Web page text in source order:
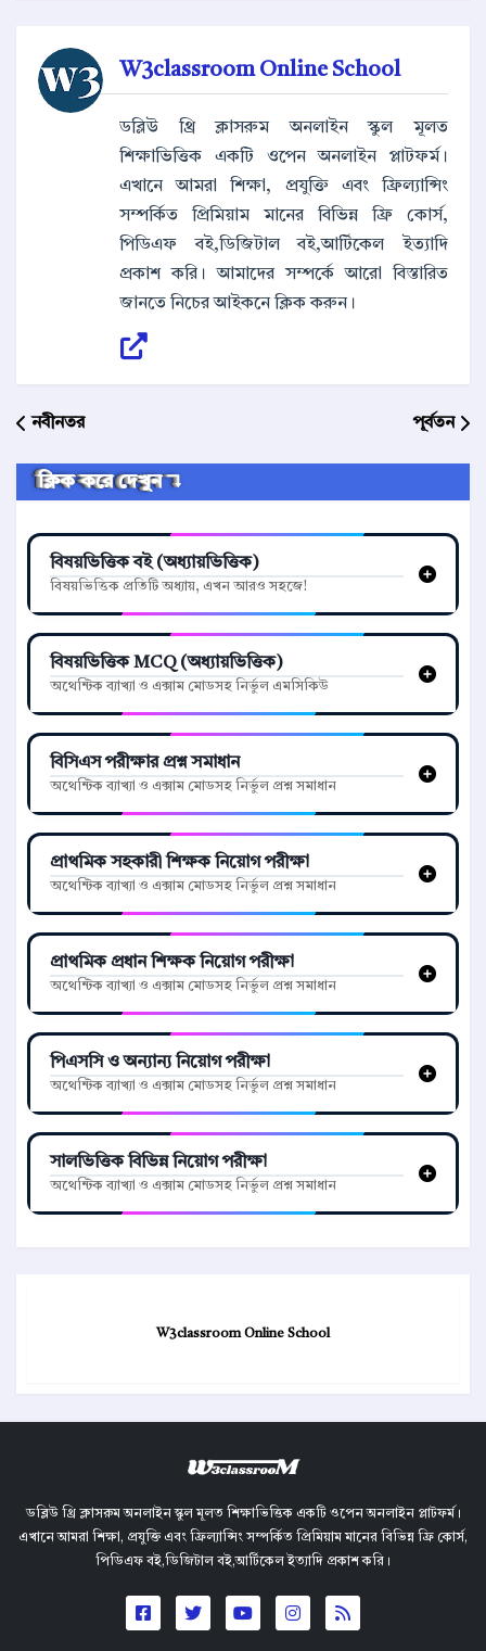
W3classroom Online School
ডব্লিউ থ্রি ক্লাসরুম অনলাইন স্কুল মূলত
শিক্ষাভিত্তিক একটি ওপেন অনলাইন প্লাটফর্ম।
এখানে আমরা শিক্ষা, প্রযুক্তি এবং ফ্রিল্যান্সিং
সম্পর্কিত প্রিমিয়াম মানের বিভিন্ন ফ্রি কোর্স,
পিডিএফ বই,ডিজিটাল বই,আর্টিকেল ইত্যাদি
প্রকাশ করি। আমাদের সম্পর্কে আরো বিস্তারিত
জানতে নিচের আইকনে ক্লিক করুন।
নবীনতর পূর্বতন
ক্লিক করে দেখুন ↴
বিষয়ভিত্তিক বই (অধ্যায়ভিত্তিক)
বিষয়ভিত্তিক প্রতিটি অধ্যায়, এখন আরও সহজে!
বিষয়ভিত্তিক MCQ (অধ্যায়ভিত্তিক)
অথেন্টিক ব্যাখ্যা ও এক্সাম মোডসহ নির্ভুল এমসিকিউ
বিসিএস পরীক্ষার প্রশ্ন সমাধান
অথেন্টিক ব্যাখ্যা ও এক্সাম মোডসহ নির্ভুল প্রশ্ন সমাধান
প্রাথমিক সহকারী শিক্ষক নিয়োগ পরীক্ষা
অথেন্টিক ব্যাখ্যা ও এক্সাম মোডসহ নির্ভুল প্রশ্ন সমাধান
প্রাথমিক প্রধান শিক্ষক নিয়োগ পরীক্ষা
অথেন্টিক ব্যাখ্যা ও এক্সাম মোডসহ নির্ভুল প্রশ্ন সমাধান
পিএসসি ও অন্যান্য নিয়োগ পরীক্ষা
অথেন্টিক ব্যাখ্যা ও এক্সাম মোডসহ নির্ভুল প্রশ্ন সমাধান
সালভিত্তিক বিভিন্ন নিয়োগ পরীক্ষা
অথেন্টিক ব্যাখ্যা ও এক্সাম মোডসহ নির্ভুল প্রশ্ন সমাধান
W3classroom Online School
ডব্লিউ থ্রি ক্লাসরুম অনলাইন স্কুল মূলত শিক্ষাভিত্তিক একটি ওপেন অনলাইন প্লাটফর্ম।
এখানে আমরা শিক্ষা, প্রযুক্তি এবং ফ্রিল্যান্সিং সম্পর্কিত প্রিমিয়াম মানের বিভিন্ন ফ্রি কোর্স,
পিডিএফ বই,ডিজিটাল বই,আর্টিকেল ইত্যাদি প্রকাশ করি।